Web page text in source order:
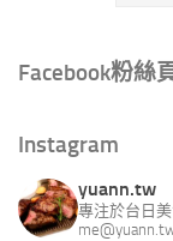
Facebook粉絲
Instagram
yuann.tw
專注於台日